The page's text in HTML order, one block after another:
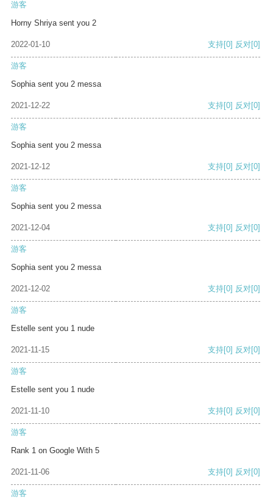
游客
Horny Shriya sent you 2
2022-01-10 支持[0] 反对[0]
游客
Sophia sent you 2 messa
2021-12-22 支持[0] 反对[0]
游客
Sophia sent you 2 messa
2021-12-12 支持[0] 反对[0]
游客
Sophia sent you 2 messa
2021-12-04 支持[0] 反对[0]
游客
Sophia sent you 2 messa
2021-12-02 支持[0] 反对[0]
游客
Estelle sent you 1 nude
2021-11-15 支持[0] 反对[0]
游客
Estelle sent you 1 nude
2021-11-10 支持[0] 反对[0]
游客
Rank 1 on Google With 5
2021-11-06 支持[0] 反对[0]
游客